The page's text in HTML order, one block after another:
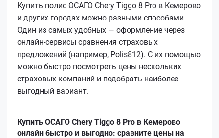
Купить полис ОСАГО Chery Tiggo 8 Pro в Кемерово
и других городах можно разными способами.
Один из самых удобных — оформление через
онлайн-сервисы сравнения страховых
предложений (например, Polis812). С их помощью
можно быстро посмотреть цены нескольких
страховых компаний и подобрать наиболее
выгодный вариант.
Купить ОСАГО Chery Tiggo 8 Pro в Кемерово
онлайн быстро и выгодно: сравните цены на